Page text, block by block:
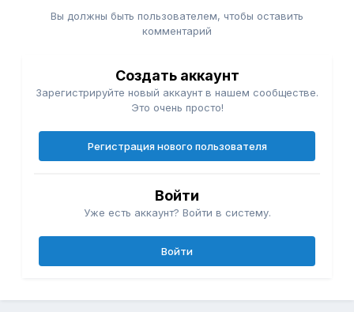
Вы должны быть пользователем, чтобы оставить
комментарий
Создать аккаунт
Зарегистрируйте новый аккаунт в нашем сообществе.
Это очень просто!
Регистрация нового пользователя
Войти
Уже есть аккаунт? Войти в систему.
Войти